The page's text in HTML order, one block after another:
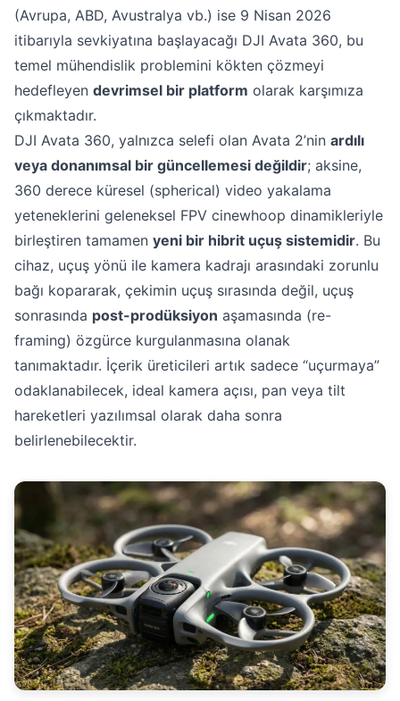
(Avrupa, ABD, Avustralya vb.) ise 9 Nisan 2026
itibarıyla sevkiyatına başlayacağı DJI Avata 360, bu
temel mühendislik problemini kökten çözmeyi
hedefleyen devrimsel bir platform olarak karşımıza
çıkmaktadır.
DJI Avata 360, yalnızca selefi olan Avata 2’nin ardılı
veya donanımsal bir güncellemesi değildir; aksine,
360 derece küresel (spherical) video yakalama
yeteneklerini geleneksel FPV cinewhoop dinamikleriyle
birleştiren tamamen yeni bir hibrit uçuş sistemidir. Bu
cihaz, uçuş yönü ile kamera kadrajı arasındaki zorunlu
bağı kopararak, çekimin uçuş sırasında değil, uçuş
sonrasında post-prodüksiyon aşamasında (re-
framing) özgürce kurgulanmasına olanak
tanımaktadır. İçerik üreticileri artık sadece “uçurmaya”
odaklanabilecek, ideal kamera açısı, pan veya tilt
hareketleri yazılımsal olarak daha sonra
belirlenebilecektir.